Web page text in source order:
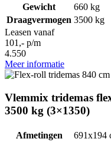
Gewicht
660 kg
Draagvermogen 3500 kg
Leasen vanaf
101,- p/m
4.550
Meer informatie
Vlemmix tridemas
3500 kg (3×1350)
Afmetingen
691x194